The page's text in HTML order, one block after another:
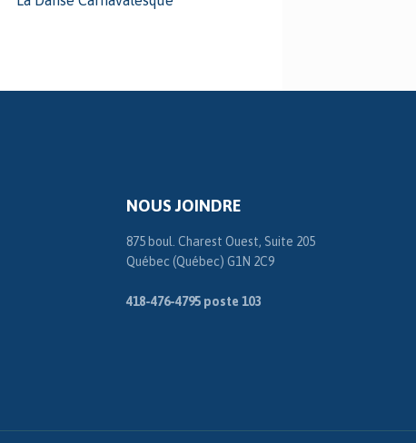
NOUS JOINDRE
875 boul. Charest Ouest, Suite 205
Québec (Québec) G1N 2C9
418-476-4795 poste 103